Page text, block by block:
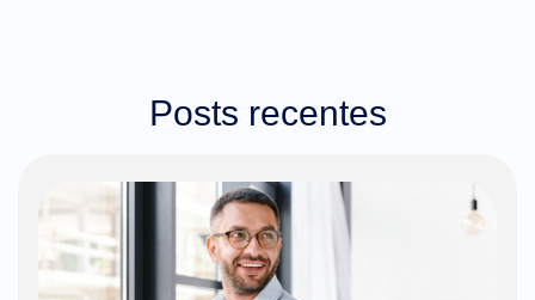
Posts recentes